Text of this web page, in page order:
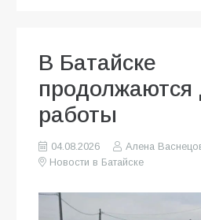
В Батайске
работы
04.08.2026
Алена
Новости в Батайске